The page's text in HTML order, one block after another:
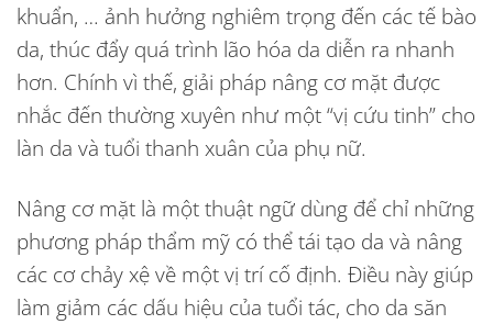
khuẩn, … ảnh hưởng nghiêm trọng đến các tế bào
da, thúc đẩy quá trình lão hóa da diễn ra nhanh
hơn. Chính vì thế, giải pháp nâng cơ mặt được
nhắc đến thường xuyên như một “vị cứu tinh” cho
làn da và tuổi thanh xuân của phụ nữ.
Nâng cơ mặt là một thuật ngữ dùng để chỉ những
phương pháp thẩm mỹ có thể tái tạo da và nâng
các cơ chảy xệ về một vị trí cố định. Điều này giúp
làm giảm các dấu hiệu của tuổi tác, cho da săn